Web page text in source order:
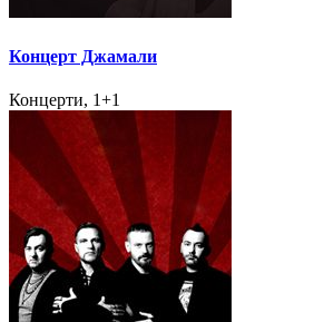
Концерт Джамали
Концерти, 1+1